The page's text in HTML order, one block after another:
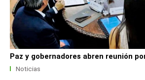
Paz y gobernadores abren reunión
Noticias